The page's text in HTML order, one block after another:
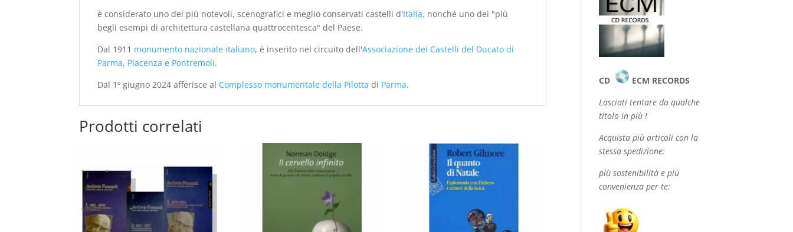
è considerato uno dei più notevoli, scenografici e meglio conservati castelli d'Italia, nonché uno dei "più
begli esempi di architettura castellana quattrocentesca" del Paese.
Dal 1911 monumento nazionale italiano, è inserito nel circuito dell'Associazione dei Castelli del Ducato di
Parma, Piacenza e Pontremoli.
Dal 1º giugno 2024 afferisce al Complesso monumentale della Pilotta di Parma.
Prodotti correlati
CD
ECM RECORDS
Lasciati tentare da qualche
titolo in più !
Acquista più articoli con la
stessa spedizione:
più sostenibilità e più
convenienza per te: